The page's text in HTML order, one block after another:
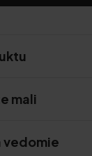
mali
vedomie